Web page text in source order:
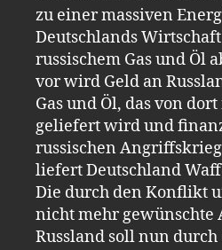
zu einer massiven
Deutschlands
russischem Gas und Öl
vor wird Geld an
Gas und Öl, das von
geliefert wird und
russischen
liefert Deutschland
Die durch den Konflikt
nicht mehr gewünschte
Russland soll nun durch